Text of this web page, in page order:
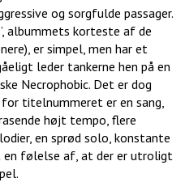
og sorgfulde passager.
albummets korteste af de
er simpel, men har et
leder tankerne hen på en
Necrophobic. Det er dog
titelnummeret er en sang,
højt tempo, flere
en sprød solo, konstante
følelse af, at der er utroligt